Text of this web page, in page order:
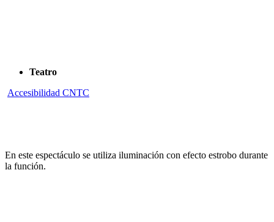
Teatro
Accesibilidad CNTC
En este espectáculo se utiliza iluminación con efecto estrobo durante
la función.